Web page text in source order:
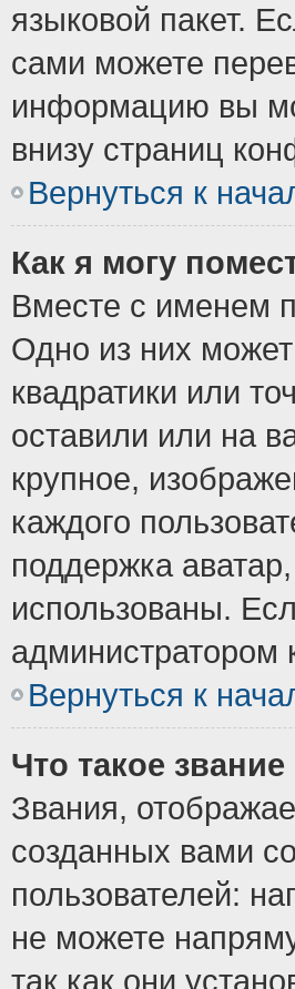
языковой пакет.
сами можете
информацию вы
внизу страниц
Вернуться к
Как я могу
Вместе с именем
Одно из них
квадратики или
оставили или на
крупное,
каждого
поддержка
использованы.
администратором
Вернуться к
Что такое
Звания,
созданных вами
пользователей:
не можете
так как они